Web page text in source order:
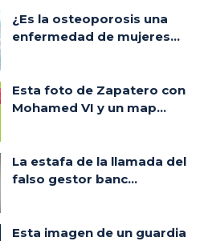
¿Es la osteoporosis una
enfermedad de mujeres...
Esta foto de Zapatero con
Mohamed VI y un map...
La estafa de la llamada del
falso gestor banc...
Esta imagen de un guardia